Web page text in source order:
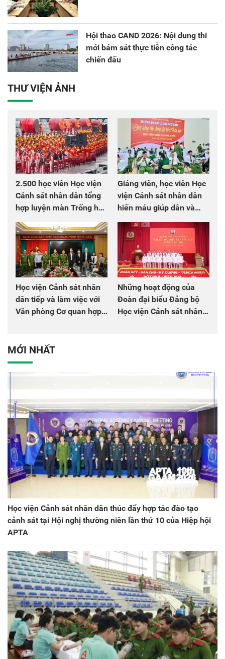
Hội thao CAND 2026: Nội dung thi
mới bám sát thực tiễn công tác
chiến đấu
THƯ VIỆN ẢNH
2.500 học viên Học viện
Cảnh sát nhân dân tổng
hợp luyện màn Trống hội
chào mừng Đại hội Đảng
Giảng viên, học viên Học
viện Cảnh sát nhân dân
hiến máu giúp dân và
đồng đội
Học viện Cảnh sát nhân
dân tiếp và làm việc với
Văn phòng Cơ quan hợp
Những hoạt động của
Đoàn đại biểu Đảng bộ
Học viện Cảnh sát nhân
MỚI NHẤT
Học viện Cảnh sát nhân dân thúc đẩy hợp tác đào tạo
cảnh sát tại Hội nghị thường niên lần thứ 10 của Hiệp hội
APTA